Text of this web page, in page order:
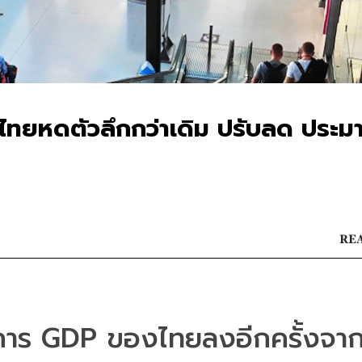
ทยหดตัวลึกกว่าเดิม ปรับลด ประ
ร GDP ของไทยลงอีกครั้งจา